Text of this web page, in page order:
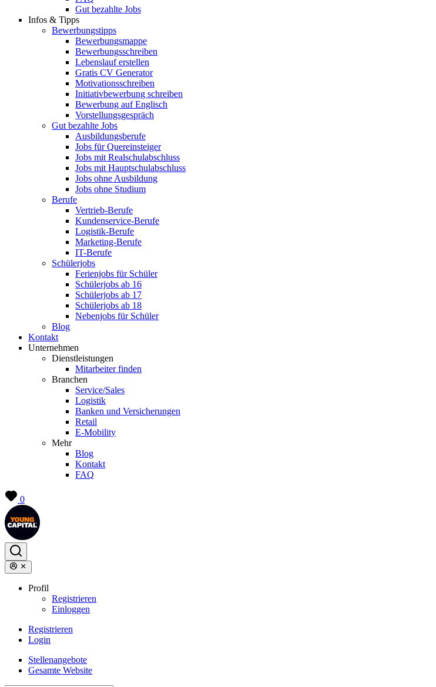
Gut bezahlte Jobs
Infos & Tipps
Bewerbungstipps
Bewerbungsmappe
Bewerbungsschreiben
Lebenslauf erstellen
Gratis CV Generator
Motivationsschreiben
Initiativbewerbung schreiben
Bewerbung auf Englisch
Vorstellungsgespräch
Gut bezahlte Jobs
Ausbildungsberufe
Jobs für Quereinsteiger
Jobs mit Realschulabschluss
Jobs mit Hauptschulabschluss
Jobs ohne Ausbildung
Jobs ohne Studium
Berufe
Vertrieb-Berufe
Kundenservice-Berufe
Logistik-Berufe
Marketing-Berufe
IT-Berufe
Schülerjobs
Ferienjobs für Schüler
Schülerjobs ab 16
Schülerjobs ab 17
Schülerjobs ab 18
Nebenjobs für Schüler
Blog
Kontakt
Unternehmen
Dienstleistungen
Mitarbeiter finden
Branchen
Service/Sales
Logistik
Banken und Versicherungen
Retail
E-Mobility
Mehr
Blog
Kontakt
FAQ
0
Profil
Registrieren
Einloggen
Registrieren
Login
Stellenangebote
Gesamte Website